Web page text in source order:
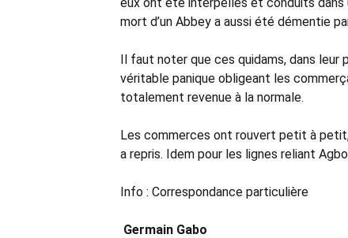
mort d’un Abbey a aussi été démentie
Il faut noter que ces quidams, dans leur
véritable panique obligeant les
totalement revenue à la normale.
Les commerces ont rouvert petit à
a repris. Idem pour les lignes reliant
Info : Correspondance particulière
Germain Gabo